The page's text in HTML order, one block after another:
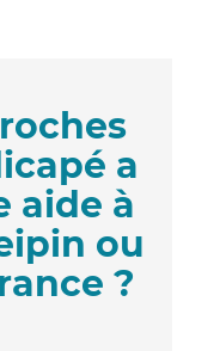
a
aide à
ou
?